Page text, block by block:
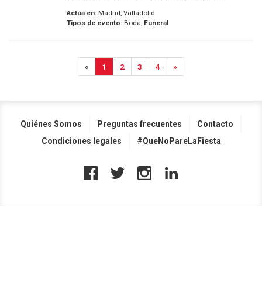
Actúa en:Madrid, Valladolid
Tipos de evento:Boda, Funeral
« 1 2 3 4 »
Quiénes Somos Preguntas frecuentes
Contacto
Condiciones legales
#QueNoPareLaFiesta